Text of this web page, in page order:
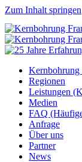
Zum Inhalt springen
Regionen
Leistungen
Medien
FAQ
Anfrage
Über uns
Partner
News